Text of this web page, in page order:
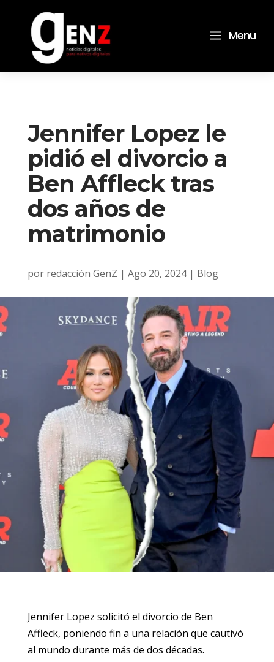
a Menu
Jennifer Lopez le
pidió el divorcio a
Ben Affleck tras
dos años de
matrimonio
por redacción GenZ | Ago 20, 2024| Blog
Jennifer Lopez solicitó el divorcio de Ben
Affleck, poniendo fin a una relación que cautivó
al mundo durante más de dos décadas.